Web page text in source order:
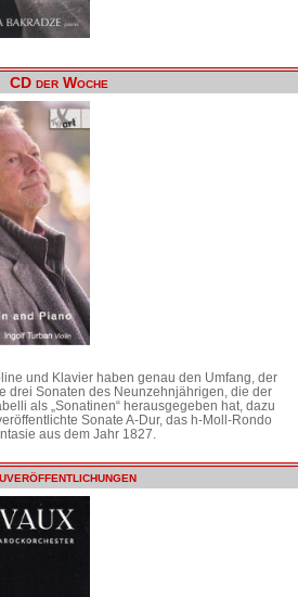
CD der Woche
und Klavier haben genau den Umfang, der
drei Sonaten des Neunzehnjährigen, die der
als „Sonatinen“ herausgegeben hat, dazu
Sonate A-Dur, das h-Moll-Rondo
aus dem Jahr 1827.